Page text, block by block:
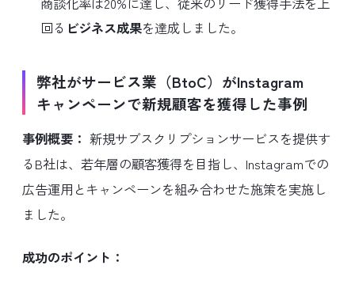
回る ビジネス成果を達成しました。
弊社がサービス業（BtoC）がInstagram
キャンペーンで新規顧客を獲得した事例
事例概要： 新規サブスクリプションサービスを提供す
るB社は、若年層の顧客獲得を目指し、Instagramでの
広告運用とキャンペーンを組み合わせた施策を実施し
ました。
成功のポイント：